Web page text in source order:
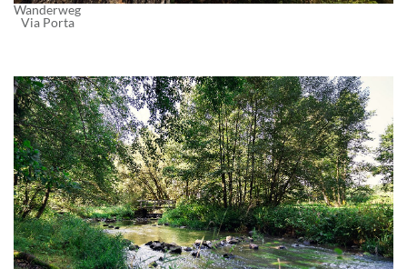
Wanderweg
Via Porta